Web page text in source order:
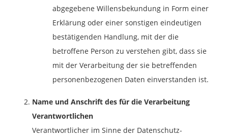
abgegebene Willensbekundung in Form einer
Erklärung oder einer sonstigen eindeutigen
bestätigenden Handlung, mit der die
betroffene Person zu verstehen gibt, dass sie
mit der Verarbeitung der sie betreffenden
personenbezogenen Daten einverstanden ist.
Name und Anschrift des für die Verarbeitung
Verantwortlichen
Verantwortlicher im Sinne der Datenschutz-